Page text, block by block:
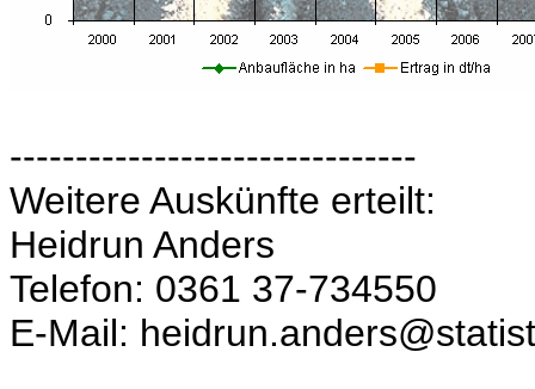
-------------------------------
Weitere Auskünfte erteilt:
Heidrun Anders
Telefon: 0361 37-734550
E-Mail: